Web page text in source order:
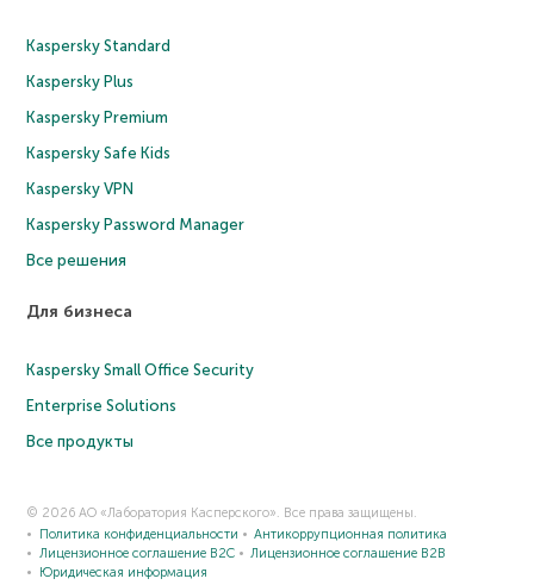
Kaspersky Standard
Kaspersky Plus
Kaspersky Premium
Kaspersky Safe Kids
Kaspersky VPN
Kaspersky Password Manager
Все решения
Для бизнеса
Kaspersky Small Office Security
Enterprise Solutions
Все продукты
© 2026 АО «Лаборатория Касперского». Все права защищены.
Политика конфиденциальности
Антикоррупционная политика
Лицензионное соглашение B2C
Лицензионное соглашение B2B
Юридическая информация